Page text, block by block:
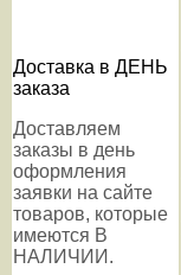
Доставка в ДЕНЬ
заказа
Доставляем
заказы в день
оформления
заявки на сайте
товаров, которые
имеются В
НАЛИЧИИ.